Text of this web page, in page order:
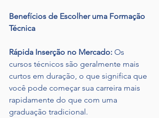
Benefícios de Escolher uma Formação
Técnica
Rápida Inserção no Mercado: Os
cursos técnicos são geralmente mais
curtos em duração, o que significa que
você pode começar sua carreira mais
rapidamente do que com uma
graduação tradicional.